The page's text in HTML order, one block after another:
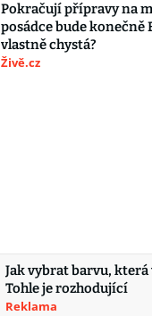
Pokračují přípravy na
posádce bude konečně
vlastně chystá?
Živě.cz
Jak vybrat barvu, která
Tohle je rozhodující
Reklama